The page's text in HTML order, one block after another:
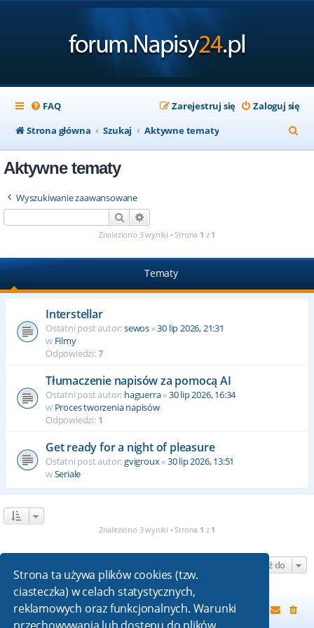
Strona ta używa plików cookies (tzw.
ciasteczka) w celach statystycznych,
reklamowych oraz funkcjonalnych. Warunki
FAQ Zaloguj się
Zarejestruj się
Strona główna
Szukaj Aktywne tematy
z
Aktywne tematy
Wyszukiwanie zaawansowane
Szukaj
Znaleziono 3 wyniki • Strona 1 z 1
Tematy
Interstellar
Ostatni post autor:sewos«30 lip 2026, 21:31
w Filmy
Odpowiedzi:7
Tłumaczenie napisów za pomocą AI
Ostatni post autor: haguerra«30 lip 2026, 16:34
w Proces tworzenia napisów
Odpowiedzi: 1
Get ready for a night of pleasure
Ostatni post autor:gvigroux«30 lip 2026, 13:51
wSeriale
Znaleziono 3 wyniki • Strona 1 z 1
Przejdź do
Strona główna